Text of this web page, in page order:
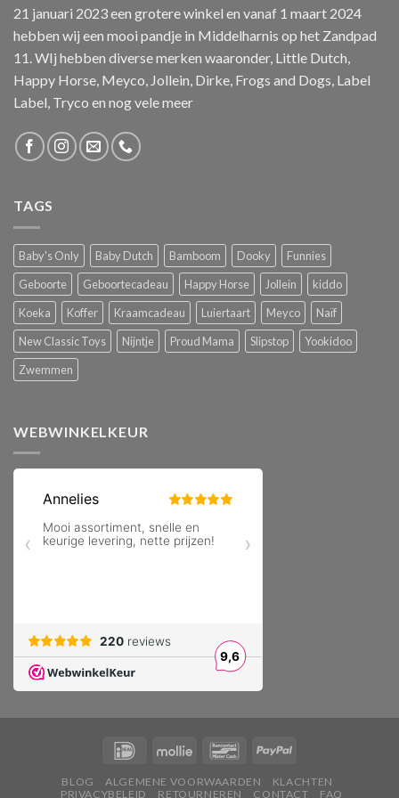
21 januari 2023 een grotere winkel en vanaf 1 maart 2024
hebben wij een mooi pandje in Middelharnis op het Zandpad
11. WIj hebben diverse merken waaronder, Little Dutch,
Happy Horse, Meyco, Jollein, Dirke, Frogs and Dogs, Label
Label, Tryco en nog vele meer
TAGS
Baby's Only Baby Dutch Bamboom Dooky
Funnies
Geboorte
Geboortecadeau Happy Horse Jollein
kiddo
Koeka
Koffer Kraamcadeau Luiertaart Meyco
Naïf
New Classic Toys
Nijntje Proud Mama Slipstop
Yookidoo
Zwemmen
WEBWINKELKEUR
BLOG ALGEMENE VOORWAARDEN
KLACHTEN
PRIVACYBELEID
RETOURNEREN CONTACT FAQ